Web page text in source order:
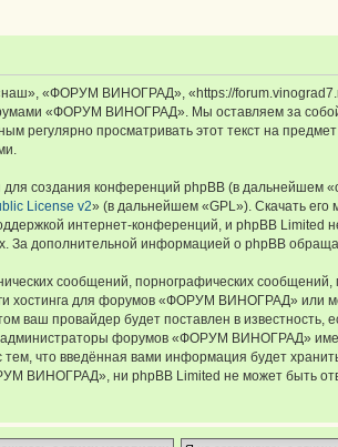
«ФОРУМ ВИНОГРАД», «https://
«ФОРУМ ВИНОГРАД». Мы оставляем за
регулярно просматривать этот текст на
создания конференций phpBB (в дальнейшем
License v2» (в дальнейшем «GPL»). Скачать его
интернет-конференций, и phpBB Limited
За дополнительной информацией о phpBB
сообщений, порнографических
хостинга для форумов «ФОРУМ ВИНОГРАД» или
ваш провайдер будет поставлен в
форумов «ФОРУМ ВИНОГРАД»
что введённая вами информация будет
ни phpBB Limited не может быть